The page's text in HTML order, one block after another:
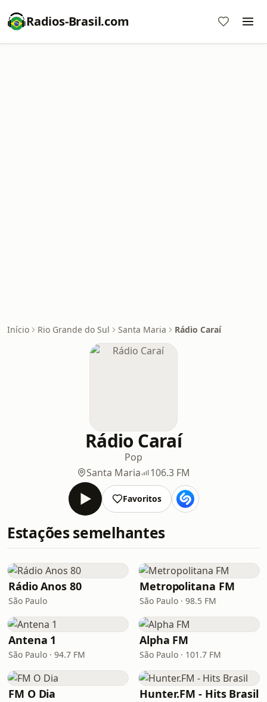
Radios-Brasil.com
Início Rio Grande do Sul Santa Maria Rádio Caraí
Rádio Caraí
Pop
Santa Maria
106.3 FM
Favoritos
Estações semelhantes
Rádio Anos 80
São Paulo
Metropolitana FM
São Paulo · 98.5 FM
Antena 1
São Paulo · 94.7 FM
Alpha FM
São Paulo · 101.7 FM
FM O Dia Hunter.FM - Hits Brasil